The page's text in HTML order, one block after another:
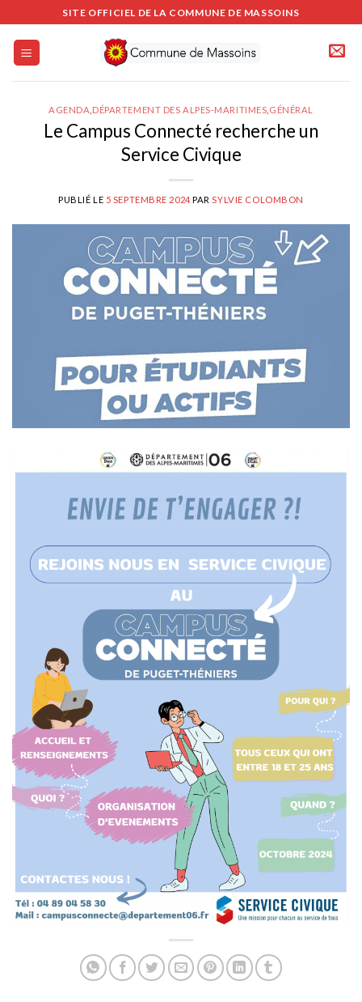
au
contenu
SITE OFFICIEL DE LA COMMUNE DE MASSOINS
AGENDA DÉPARTEMENT DES ALPES-MARITIMES GÉNÉRAL
Le Campus Connecté recherche un
Service Civique
PUBLIÉ LE 5 SEPTEMBRE 2024 PAR SYLVIE COLOMBON